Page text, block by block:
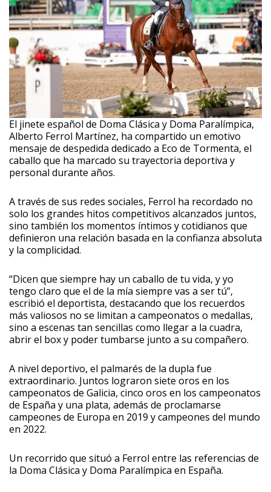
El jinete español de Doma Clásica y Doma Paralímpica,
Alberto Ferrol Martínez, ha compartido un emotivo
mensaje de despedida dedicado a Eco de Tormenta, el
caballo que ha marcado su trayectoria deportiva y
personal durante años.
A través de sus redes sociales, Ferrol ha recordado no
solo los grandes hitos competitivos alcanzados juntos,
sino también los momentos íntimos y cotidianos que
definieron una relación basada en la confianza absoluta
y la complicidad.
“Dicen que siempre hay un caballo de tu vida, y yo
tengo claro que el de la mía siempre vas a ser tú”,
escribió el deportista, destacando que los recuerdos
más valiosos no se limitan a campeonatos o medallas,
sino a escenas tan sencillas como llegar a la cuadra,
abrir el box y poder tumbarse junto a su compañero.
A nivel deportivo, el palmarés de la dupla fue
extraordinario. Juntos lograron siete oros en los
campeonatos de Galicia, cinco oros en los campeonatos
de España y una plata, además de proclamarse
campeones de Europa en 2019 y campeones del mundo
en 2022.
Un recorrido que situó a Ferrol entre las referencias de
la Doma Clásica y Doma Paralímpica en España.